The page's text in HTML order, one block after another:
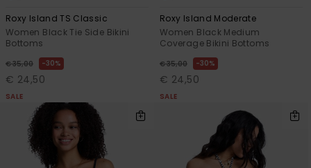
Roxy Island TS Classic
Women Black Tie Side Bikini
Bottoms
€ 35,00 30%
€ 24,50
SALE
Roxy Island Moderate
Women Black Medium
Coverage Bikini Bottoms
€ 35,00 30%
€ 24,50
SALE